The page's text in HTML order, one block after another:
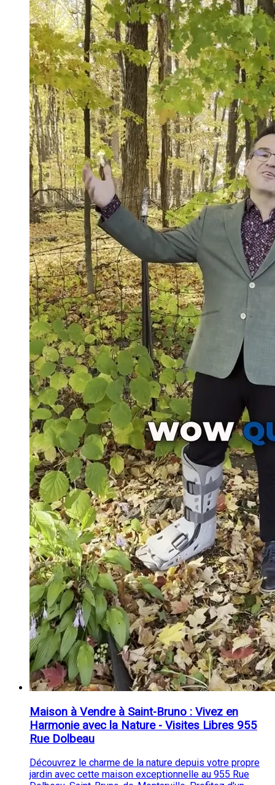
Maison à Vendre à Saint-Bruno : Vivez en
Harmonie avec la Nature - Visites Libres 955
Rue Dolbeau
Découvrez le charme de la nature depuis votre propre
jardin avec cette maison exceptionnelle au 955 Rue